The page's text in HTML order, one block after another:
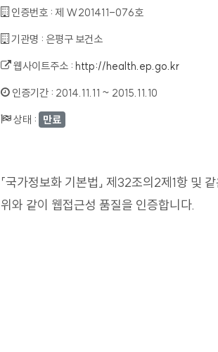
인증번호 :제 W201411-076호
기관명 : 은평구 보건소
웹사이트주소 :http://health.ep.go.kr
인증기간 : 2014.11.11 ~ 2015.11.10
상태 : 만료
「국가정보화 기본법」 제32조의2제1항 및
위와 같이 웹접근성 품질을 인증합니다.